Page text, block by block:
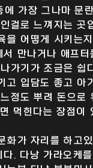
가장 그나마 문
걸로 느껴지는 곳
을 어떻게 시키는
만나거나 애프
가기가 조금은 쉽
고 입담도 좋고 아
정도 뿌려 돈으로
먹힌다는 장점이
화가 자리를 하고
다. 다낭 가라오케